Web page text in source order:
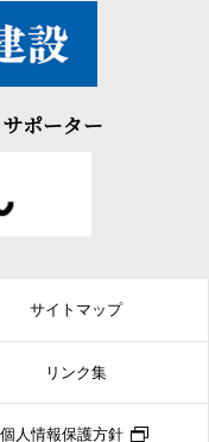
ポーター
サイトマップ
リンク集
個人情報保護方針